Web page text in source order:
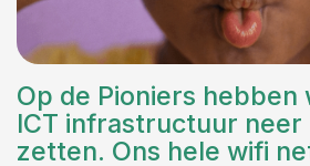
Op de Pioniers hebben
ICT infrastructuur neer
zetten. Ons hele wifi